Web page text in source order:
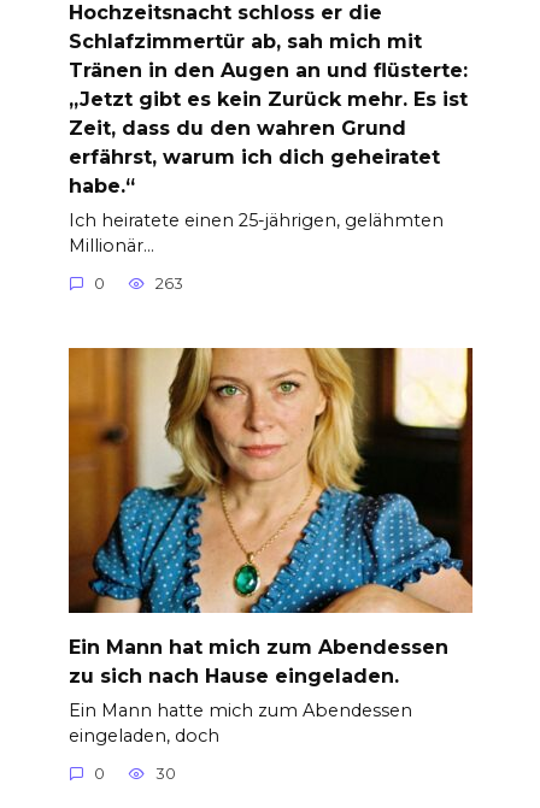
Hochzeitsnacht schloss er die
Schlafzimmertür ab, sah mich mit
Tränen in den Augen an und flüsterte:
„Jetzt gibt es kein Zurück mehr. Es ist
Zeit, dass du den wahren Grund
erfährst, warum ich dich geheiratet
habe.“
Ich heiratete einen 25-jährigen, gelähmten
Millionär…
0 263
Ein Mann hat mich zum Abendessen
zu sich nach Hause eingeladen.
Ein Mann hatte mich zum Abendessen
eingeladen, doch
0 30